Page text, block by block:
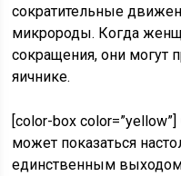
сократительные
микророды. Когда
сокращения, они могут
яичнике.
[color-box color=”yellow”]
может показаться
единственным выходом